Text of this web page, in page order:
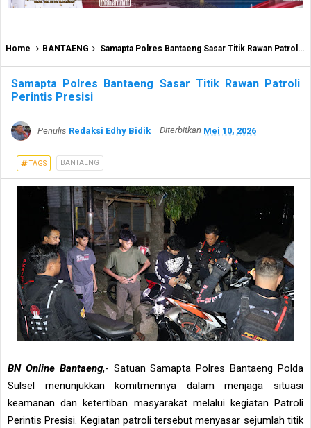
Home BANTAENG Samapta Polres Bantaeng Sasar Titik Rawan Patroli Perintis Presisi
Samapta Polres Bantaeng Sasar Titik Rawan Patroli
Perintis Presisi
Penulis Redaksi Edhy Bidik Diterbitkan Mei 10, 2026
TAGS BANTAENG
BN Online Bantaeng,- Satuan Samapta Polres Bantaeng Polda
Sulsel menunjukkan komitmennya dalam menjaga situasi
keamanan dan ketertiban masyarakat melalui kegiatan Patroli
Perintis Presisi. Kegiatan patroli tersebut menyasar sejumlah titik